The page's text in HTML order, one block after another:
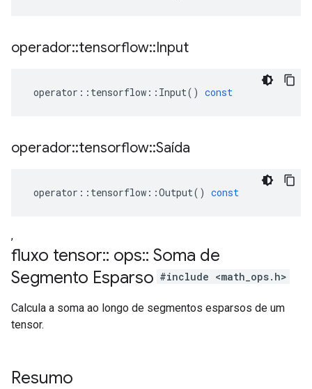
operador::tensorflow::Input
operator :: tensorflow :: Input() const
operador::tensorflow::Saída
operator :: tensorflow ::Output() const
,
fluxo tensor:: ops:: Soma de
Segmento Esparso #include <math_ops.h>
Calcula a soma ao longo de segmentos esparsos de um
tensor.
Resumo